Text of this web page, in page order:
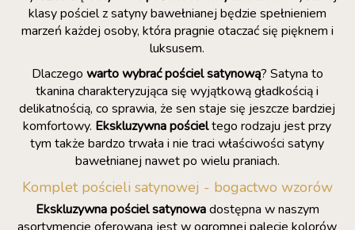
klasy pościel z satyny bawełnianej będzie spełnieniem
marzeń każdej osoby, która pragnie otaczać się pięknem i
luksusem.
Dlaczego warto wybrać pościel satynową? Satyna to
tkanina charakteryzująca się wyjątkową gładkością i
delikatnością, co sprawia, że sen staje się jeszcze bardziej
komfortowy. Ekskluzywna pościeltego rodzaju jest przy
tym także bardzo trwała i nie traci właściwości satyny
bawełnianej nawet po wielu praniach.
Komplet pościeli satynowej - bogactwo wzorów
Ekskluzywna pościel satynowadostępna w naszym